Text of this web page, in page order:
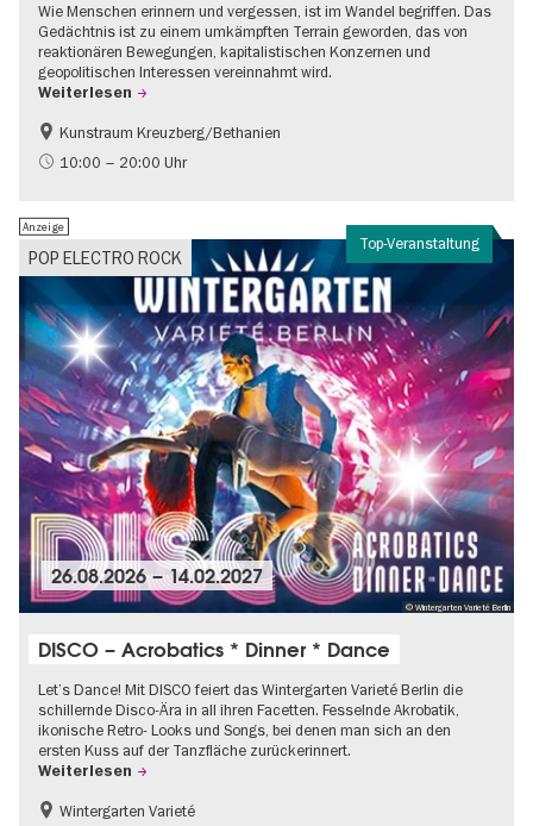
Wie Menschen erinnern und vergessen, ist im Wandel begriffen. Das
Gedächtnis ist zu einem umkämpften Terrain geworden, das von
reaktionären Bewegungen, kapitalistischen Konzernen und
geopolitischen Interessen vereinnahmt wird.
Weiterlesen
Gratis
International
Kunstraum Kreuzberg/Bethanien
10:00 – 20:00 Uhr
Top-Veranstaltung
POP ELECTRO ROCK
Anzeige
© Wintergarten Varieté Berlin
26.08.2026–14.02.2027
DISCO – Acrobatics * Dinner * Dance
Let’s Dance! Mit DISCO feiert das Wintergarten Varieté Berlin die
schillernde Disco-Ära in all ihren Facetten. Fesselnde Akrobatik,
ikonische Retro- Looks und Songs, bei denen man sich an den
ersten Kuss auf der Tanzfläche zurückerinnert.
Weiterlesen
FoodWintergarten Varieté